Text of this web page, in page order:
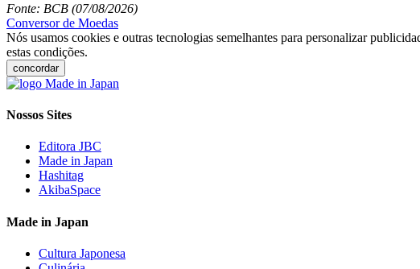
Fonte: BCB (07/08/2026)
Conversor de Moedas
Nós usamos cookies e outras tecnologias semelhantes para personalizar
estas condições.
concordar
Nossos Sites
Editora JBC
Made in Japan
Hashitag
AkibaSpace
Made in Japan
Cultura Japonesa